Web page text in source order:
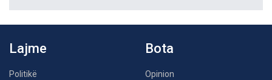
Lajme
Politikë
Bota
Opinion